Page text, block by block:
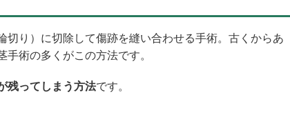
切り）に切除して傷跡を縫い合わせる手術。古くからあ
術の多くがこの方法です。
残ってしまう方法です。